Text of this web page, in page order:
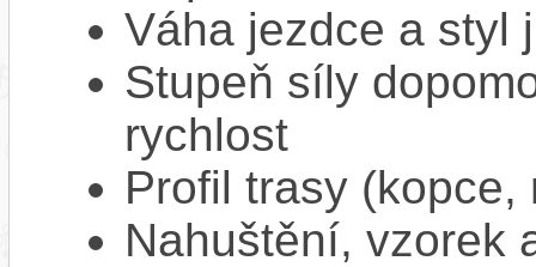
Váha jezdce a styl
Stupeň síly
rychlost
Profil trasy
Nahuštění, vzorek